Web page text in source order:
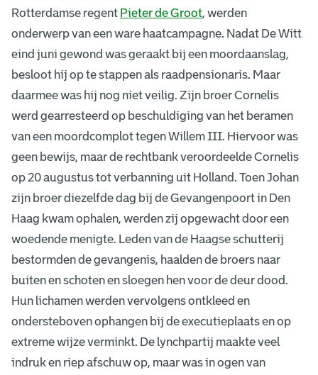
Rotterdamse regent Pieter de Groot, werden
onderwerp van een ware haatcampagne. Nadat De Witt
eind juni gewond was geraakt bij een moordaanslag,
besloot hij op te stappen als raadpensionaris. Maar
daarmee was hij nog niet veilig. Zijn broer Cornelis
werd gearresteerd op beschuldiging van het beramen
van een moordcomplot tegen Willem III. Hiervoor was
geen bewijs, maar de rechtbank veroordeelde Cornelis
op 20 augustus tot verbanning uit Holland. Toen Johan
zijn broer diezelfde dag bij de Gevangenpoort in Den
Haag kwam ophalen, werden zij opgewacht door een
woedende menigte. Leden van de Haagse schutterij
bestormden de gevangenis, haalden de broers naar
buiten en schoten en sloegen hen voor de deur dood.
Hun lichamen werden vervolgens ontkleed en
ondersteboven ophangen bij de executieplaats en op
extreme wijze verminkt. De lynchpartij maakte veel
indruk en riep afschuw op, maar was in ogen van